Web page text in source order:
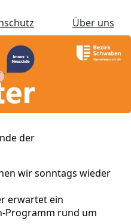
Über uns
der
wir sonntags wieder
erwartet ein
Programm rund um